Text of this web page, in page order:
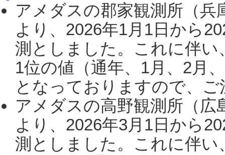
アメダスの郡家観測所（
より、2026年1月1日から
測としました。これに伴い
1位の値（通年、1月、2月
となっておりますので、
アメダスの高野観測所（
より、2026年3月1日から
測としました。これに伴い